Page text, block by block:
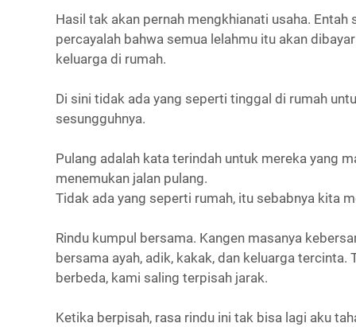
Hasil tak akan pernah mengkhianati usaha. Entah
percayalah bahwa semua lelahmu itu akan
keluarga di rumah.
Di sini tidak ada yang seperti tinggal di rumah
sesungguhnya.
Pulang adalah kata terindah untuk mereka yang
menemukan jalan pulang.
Tidak ada yang seperti rumah, itu sebabnya kita
Rindu kumpul bersama. Kangen masanya
bersama ayah, adik, kakak, dan keluarga tercinta.
berbeda, kami saling terpisah jarak.
Ketika berpisah, rasa rindu ini tak bisa lagi aku